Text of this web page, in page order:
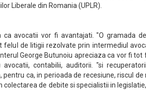
Liberale din Romania (UPLR).
ca avocatii vor fi avantajati. "O gramada
de litigii rezolvate prin intermediul
George Butunoiu apreciaza ca vor fi
contabilii, auditorii. "si
pentru ca, in perioada de recesiune, riscul
de debite si specialistii in